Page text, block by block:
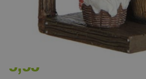
9,95